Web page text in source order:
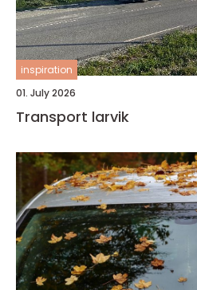
inspiration
01. July 2026
Transport larvik